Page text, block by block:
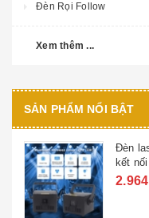
Đèn Rọi Follow
Xem thêm ...
SẢN PHẨM NỔI BẬT
Đèn
kết